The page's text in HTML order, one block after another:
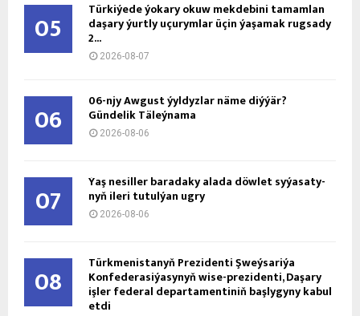
05 Türkiýede ýokary okuw mekdebini tamamlan
daşary ýurtly uçurymlar üçin ýaşamak rugsady
2...
2026-08-07
06 06-njy Awgust ýyldyzlar näme diýýär?
Gündelik Täleýnama
2026-08-06
07 Ýaş ne­sil­ler ba­ra­da­ky ala­da döw­let sy­ýa­sa­ty­
nyň ile­ri tu­tul­ýan ug­ry
2026-08-06
08 Türkmenistanyň Prezidenti Şweýsariýa
Konfederasiýasynyň wise-prezidenti, Daşary
işler federal departamentiniň başlygyny kabul
etdi